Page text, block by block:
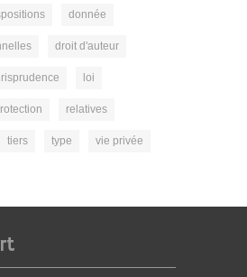
donnée
droit d'auteur
loi
relatives
tiers type vie privée